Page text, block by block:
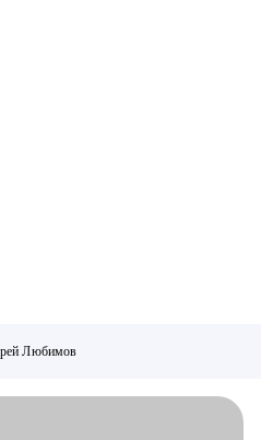
Любимов